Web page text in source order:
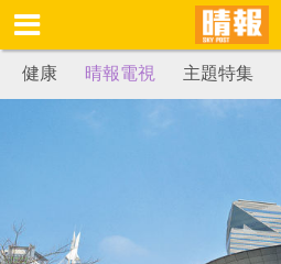
健康 晴報電視 主題特集